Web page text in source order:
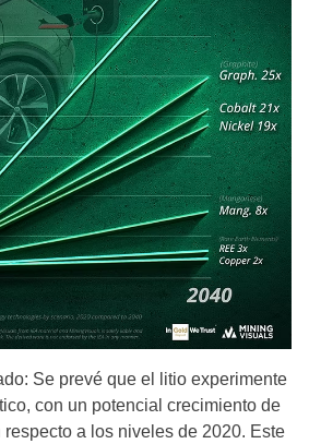
Se prevé que el litio experimente
con un potencial crecimiento de
a los niveles de 2020. Este